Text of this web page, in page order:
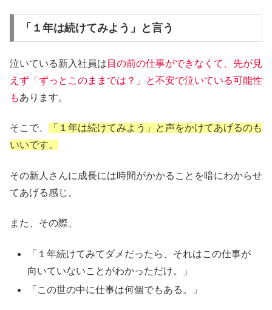
「１年は続けてみよう」と言う
泣いている新入社員は 目の前の仕事ができなくて、先が見
えず「ずっとこのままでは？」と不安で泣いている可能性
もあります。
そこで、
「１年は続けてみよう」と声をかけてあげるのも
いいです。
その新人さんに成長には時間がかかることを暗にわからせ
てあげる感じ。
また、その際、
「１年続けてみてダメだったら、それはこの仕事が
向いていないことがわかっただけ。」
「この世の中に仕事は何個でもある。」